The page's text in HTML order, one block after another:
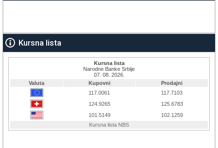
Kursna lista